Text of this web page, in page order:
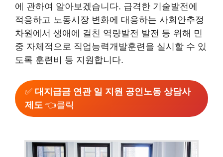
에 관하여 알아보겠습니다. 급격한 기술발전에
적응하고 노동시장 변화에 대응하는 사회안추정
차원에서 생애에 걸친 역량발전 발전 등 위해 민
중 자체적으로 직업능력개발훈련을 실시할 수 있
도록 훈련비 등 지원합니다.
✅ 대지급금 연관 일 지원 공인노동 상담사
제도 👈클릭